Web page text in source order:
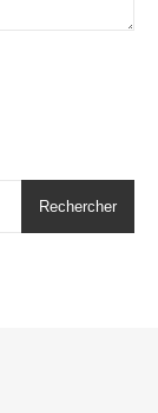
Rechercher